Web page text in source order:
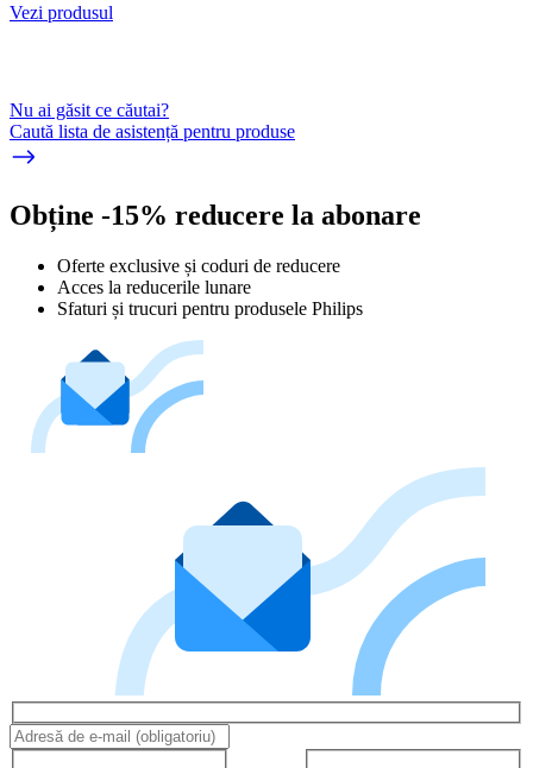
Vezi produsul
Nu ai găsit ce căutai?
Caută lista de asistență pentru produse
Obține -15% reducere la abonare
Oferte exclusive și coduri de reducere
Acces la reducerile lunare
Sfaturi și trucuri pentru produsele Philips